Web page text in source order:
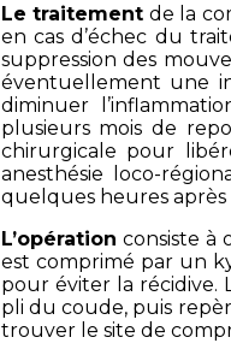
Le traitement de la
en cas d’échec du
suppression des
éventuellement une
diminuer
plusieurs mois de
chirurgicale pour
anesthésie loco-
quelques heures après
L’opération consiste à
est comprimé par un
pour éviter la
pli du coude, puis
trouver le site de